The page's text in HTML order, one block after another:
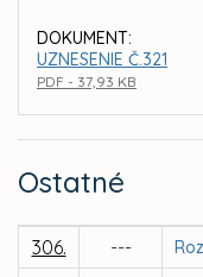
DOKUMENT:
UZNESENIE Č.321
PDF - 37,93 KB
Ostatné
306. ---